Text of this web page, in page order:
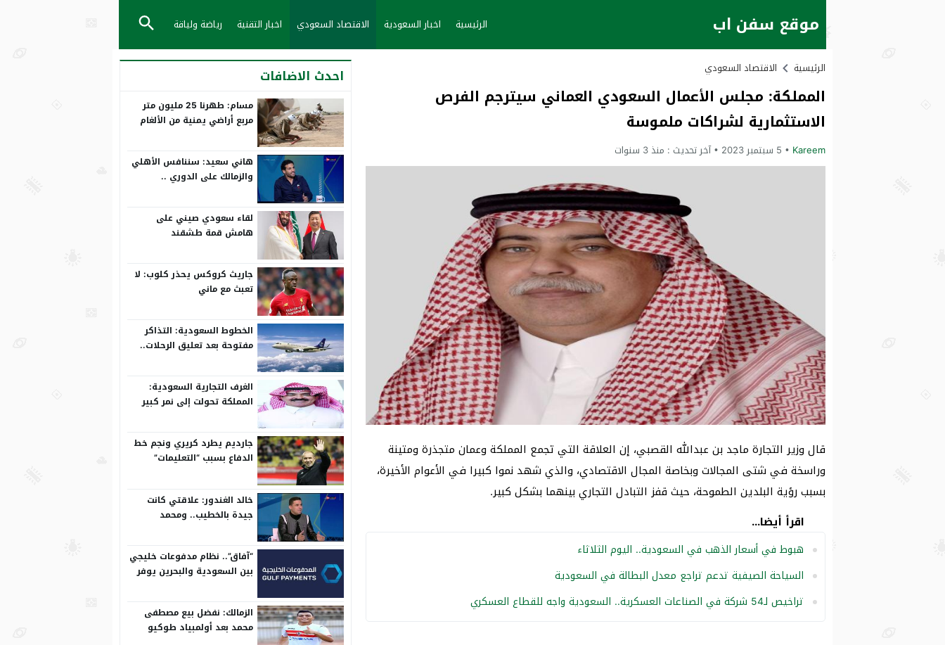
موقع سفن اب الرئيسية اخبار السعودية الاقتصاد السعودي اخبار التقنية رياضة ولياقة
الرئيسية الاقتصاد السعودي
المملكة: مجلس الأعمال السعودي العماني سيترجم الفرص
الاستثمارية لشراكات ملموسة
Kareem 5 سبتمبر 2023 آخر تحديث : منذ 3 سنوات
قال وزير التجارة ماجد بن عبدالله القصبي، إن العلاقة التي تجمع المملكة وعمان متجذرة ومتينة
وراسخة في شتى المجالات وبخاصة المجال الاقتصادي، والذي شهد نموا كبيرا في الأعوام الأخيرة،
بسبب رؤية البلدين الطموحة، حيث قفز التبادل التجاري بينهما بشكل كبير.
اقرأ أيضا...
هبوط في أسعار الذهب في السعودية.. اليوم الثلاثاء
السياحة الصيفية تدعم تراجع معدل البطالة في السعودية
تراخيص لـ54 شركة في الصناعات العسكرية.. السعودية واجه للقطاع العسكري
احدث الاضافات
مسام: طهرنا 25 مليون متر
مربع أراضي يمنية من الألغام
هاني سعيد: سننافس الأهلي
والزمالك على الدوري ..
لقاء سعودي صيني على
هامش قمة طشقند
جاريث كروكس يحذر كلوب: لا
تعبث مع ماني
الخطوط السعودية: التذاكر
مفتوحة بعد تعليق الرحلات..
الغرف التجارية السعودية:
المملكة تحولت إلى نمر كبير
جارديم يطرد كريري ونجم خط
الدفاع بسبب “التعليمات”
خالد الغندور: علاقتي كانت
جيدة بالخطيب.. ومحمد
“آفاق”.. نظام مدفوعات خليجي
بين السعودية والبحرين يوفر
الزمالك: نفضل بيع مصطفى
محمد بعد أولمبياد طوكيو